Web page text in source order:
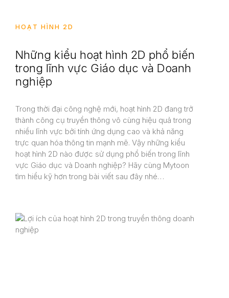
Dịch Vụ
Dự Án
Liên Hệ
HOẠT HÌNH 2D
Những kiểu hoạt hình 2D phổ biến
trong lĩnh vực Giáo dục và Doanh
nghiệp
Trong thời đại công nghệ mới, hoạt hình 2D đang trở
thành công cụ truyền thông vô cùng hiệu quả trong
nhiều lĩnh vực bởi tính ứng dụng cao và khả năng
trực quan hóa thông tin mạnh mẽ. Vậy những kiểu
hoạt hình 2D nào được sử dụng phổ biến trong lĩnh
vực Giáo dục và Doanh nghiệp? Hãy cùng Mytoon
tìm hiểu kỹ hơn trong bài viết sau đây nhé…